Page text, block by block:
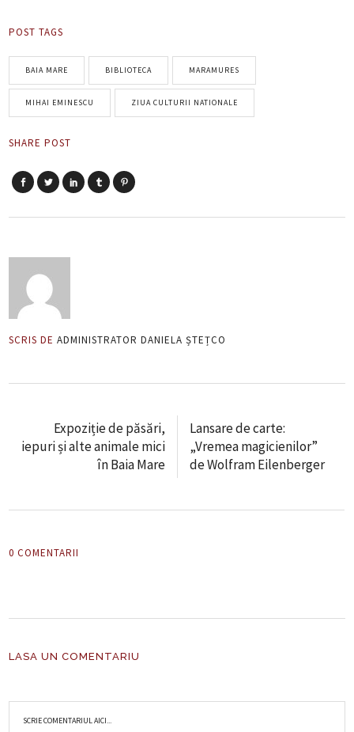
POST TAGS
BAIA MARE BIBLIOTECA MARAMURES
MIHAI EMINESCU ZIUA CULTURII NATIONALE
SHARE POST
SCRIS DE ADMINISTRATOR DANIELA ȘTEȚCO
Expoziție de păsări,
iepuri și alte animale mici
în Baia Mare
Lansare de carte:
„Vremea magicienilor”
de Wolfram Eilenberger
0 COMENTARII
LASA UN COMENTARIU